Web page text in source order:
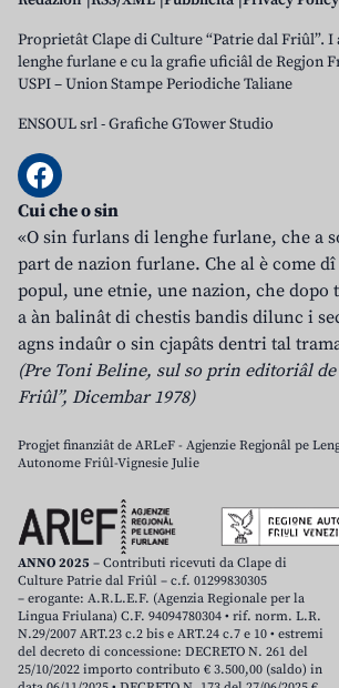
Proprietât Clape di Culture “Patrie dal Friûl”.
lenghe furlane e cu la grafie uficiâl de Regjon
USPI – Union Stampe Periodiche Taliane
ENSOUL srl-Grafiche GTower Studio
Cui che o sin
«O sin furlans di lenghe furlane, che a
part de nazion furlane. Che al è come
popul, une etnie, une nazion, che dopo
a àn balinât di chestis bandis dilunc i
agns indaûr o sin cjapâts dentri tal
(Pre Toni Beline, sul so prin editoriâl de
Friûl”, Dicembar 1978)
Progjet finanziât de ARLeF - Agjenzie Regjonâl pe
Autonome Friûl-Vignesie Julie
ANNO 2025 – Contributi ricevuti da Clape di
Culture Patrie dal Friûl – c.f. 01299830305
– erogante: A.R.L.E.F. (Agenzia Regionale per la
Lingua Friulana) C.F. 94094780304 • rif. norm. L.R.
N.29/2007 ART.23 c.2 bis e ART.24 c.7 e 10 • estremi
del decreto di concessione: DECRETO N. 261 del
25/10/2022 importo contributo € 3.500,00 (saldo) in